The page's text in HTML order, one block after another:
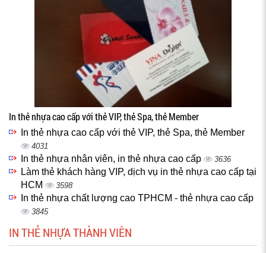
In thẻ nhựa cao cấp với thẻ VIP, thẻ Spa, thẻ Member
In thẻ nhựa cao cấp với thẻ VIP, thẻ Spa, thẻ Member
4031
In thẻ nhựa nhân viên, in thẻ nhựa cao cấp 3636
Làm thẻ khách hàng VIP, dịch vụ in thẻ nhựa cao cấp tại
HCM
3598
In thẻ nhựa chất lượng cao TPHCM - thẻ nhựa cao cấp
3845
IN THẺ NHỰA THÀNH VIÊN